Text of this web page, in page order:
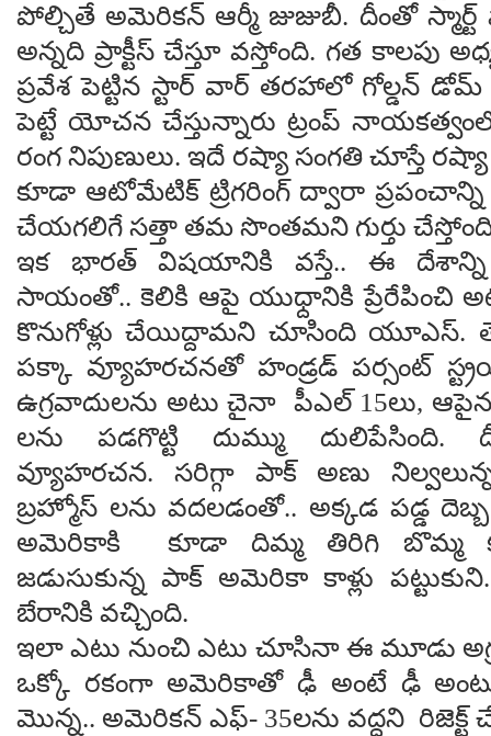
పోల్చితే అమెరికన్ ఆర్మీ జుజుబీ. దీంతో
అన్న‌ది ప్రాక్టీస్ చేస్తూ వ‌స్తోంది. గ‌త కాల‌పు
ప్ర‌వేశ పెట్టిన స్టార్ వార్ త‌ర‌హాలో గోల్డ‌న్ డోమ్
పెట్టే యోచ‌న చేస్తున్నారు ట్రంప్
రంగ నిపుణులు. ఇదే ర‌ష్యా సంగ‌తి చూస్తే
కూడా ఆటోమేటిక్ ట్రిగ‌రింగ్ ద్వారా
చేయ‌గ‌లిగే స‌త్తా త‌మ సొంత‌మ‌ని గుర్తు
ఇక భార‌త్ విష‌యానికి వ‌స్తే.. ఈ దేశాన్ని
సాయంతో.. కెలికి ఆపై యుధ్దానికి ప్రేరేపించి
కొనుగోళ్లు చేయిద్దామ‌ని చూసింది
ప‌క్కా వ్యూహ‌ర‌చ‌న‌తో హండ్ర‌డ్ ప‌ర్సంట్
ఉగ్ర‌వాదుల‌ను అటు చైనా పీఎల్ 15లు,
ల‌ను ప‌డ‌గొట్టి దుమ్ము దులిపేసింది.
వ్యూహ‌ర‌చ‌న‌. స‌రిగ్గా పాక్ అణు
బ్ర‌హ్మోస్ ల‌ను వ‌ద‌ల‌డంతో.. అక్క‌డ ప‌డ్డ
అమెరికాకి కూడా దిమ్మ తిరిగి బొమ్మ
జ‌డుసుకున్న పాక్ అమెరికా కాళ్లు
బేరానికి వ‌చ్చింది.
ఇలా ఎటు నుంచి ఎటు చూసినా ఈ మూడు
ఒక్కో ర‌కంగా అమెరికాతో ఢీ అంటే ఢీ
మొన్న‌.. అమెరిక‌న్ ఎఫ్- 35ల‌ను వ‌ద్ద‌ని